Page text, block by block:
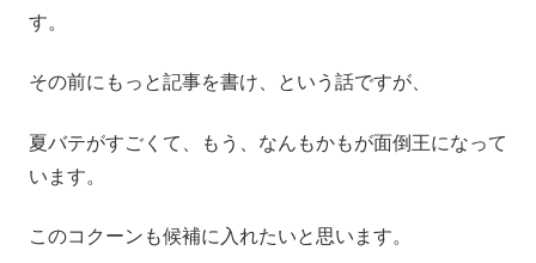
す。
その前にもっと記事を書け、という話ですが、
夏バテがすごくて、もう、なんもかもが面倒王になって
います。
このコクーンも候補に入れたいと思います。